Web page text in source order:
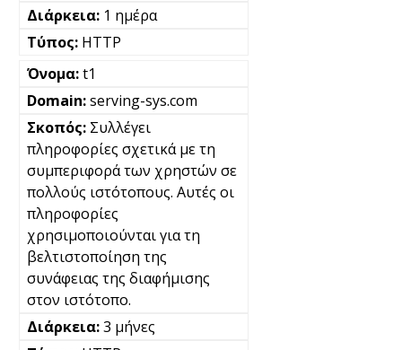
1 ημέρα
HTTP
t1
serving-sys.com
Συλλέγει
πληροφορίες σχετικά με τη
συμπεριφορά των χρηστών σε
πολλούς ιστότοπους. Αυτές οι
πληροφορίες
χρησιμοποιούνται για τη
βελτιστοποίηση της
συνάφειας της διαφήμισης
στον ιστότοπο.
3 μήνες